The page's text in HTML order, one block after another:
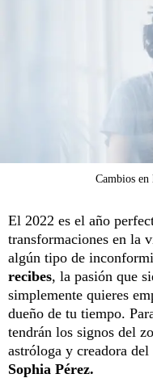
Cambios en
El 2022 es el año
transformaciones en la
algún tipo de
recibes, la pasión que
simplemente quieres
dueño de tu tiempo.
tendrán los signos del
astróloga y creadora
Sophia Pérez.